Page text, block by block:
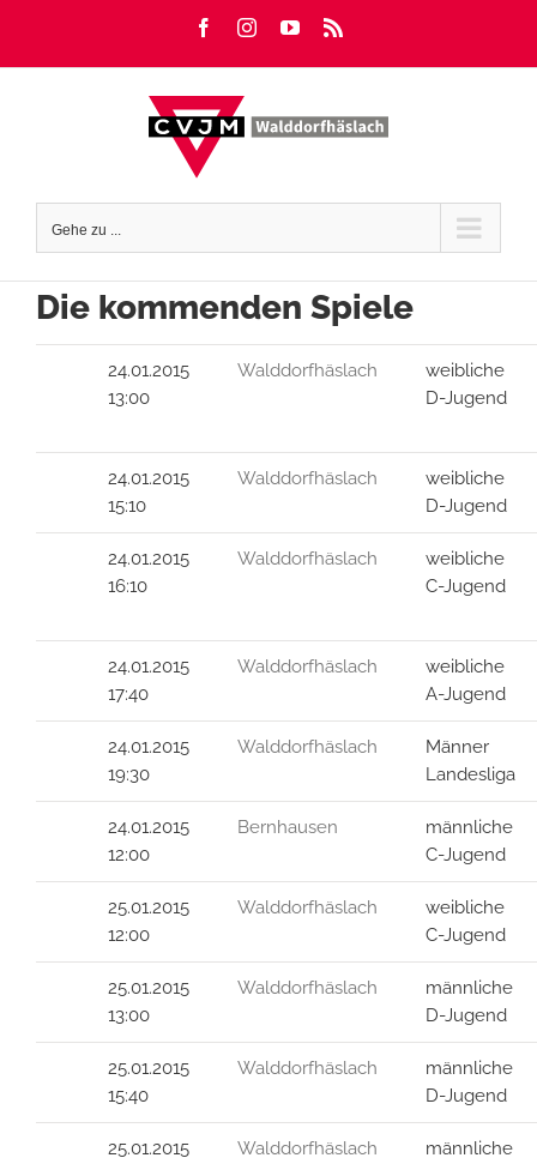
FacebookInstagramYouTube
Gehe zu ...
Die kommenden Spiele
24.01.2015
13:00
Walddorfhäslach
weibliche
D-Jugend
24.01.2015
15:10
Walddorfhäslach
weibliche
D-Jugend
24.01.2015
16:10
Walddorfhäslach
weibliche
C-Jugend
24.01.2015
17:40
Walddorfhäslach
weibliche
A-Jugend
24.01.2015
19:30
Walddorfhäslach
Männer
Landesliga
24.01.2015
12:00
Bernhausen
männliche
C-Jugend
25.01.2015
12:00
Walddorfhäslach
weibliche
C-Jugend
25.01.2015
13:00
Walddorfhäslach
männliche
D-Jugend
25.01.2015
15:40
Walddorfhäslach
männliche
D-Jugend
25.01.2015
Walddorfhäslach
männliche